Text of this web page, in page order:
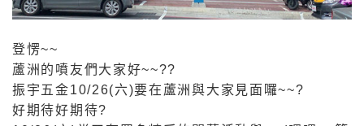
登愣~~
蘆洲的噴友們大家好~~??
振宇五金10/26(六)要在蘆洲與大家見面囉~~?
好期待好期待?